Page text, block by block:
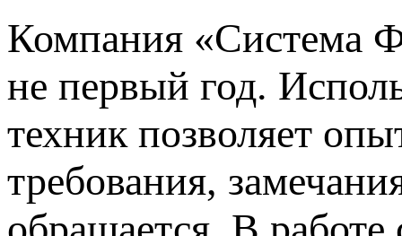
Компания «Система
не первый год.
техник позволяет
требования,